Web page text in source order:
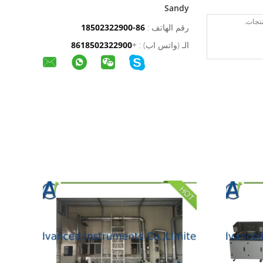
Sandy
رقم الهاتف : 86-18502322900
الـ (واتس اب) : +
8618502322900